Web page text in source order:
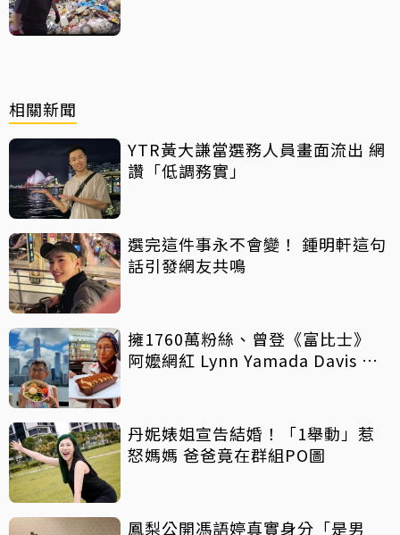
相關新聞
YTR黃大謙當選務人員畫面流出 網
讚「低調務實」
選完這件事永不會變！ 鍾明軒這句
話引發網友共鳴
擁1760萬粉絲、曾登《富比士》
阿嬤網紅 Lynn Yamada Davis 驚
丹妮婊姐宣告結婚！「1舉動」惹
怒媽媽 爸爸竟在群組PO圖
鳳梨公開馮語婷真實身分「是男